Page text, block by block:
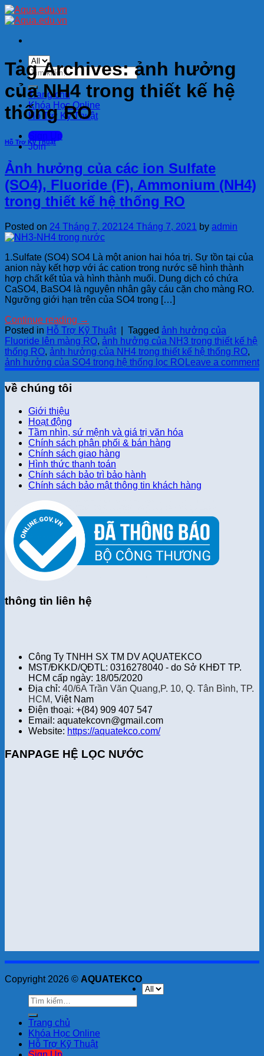
Skip
to
Tìm
kiếm:
Trang chủ
Khóa Học Online
Hỗ Trợ Kỹ Thuật
Sign Up
Join
Tag Archives:ảnh hưởng
của NH4 trong thiết kế hệ
thống RO
Hỗ Trợ Kỹ Thuật
Ảnh hưởng của các ion Sulfate
(SO4), Fluoride (F), Ammonium (NH4)
trong thiết kế hệ thống RO
Posted on 24 Tháng 7, 202124 Tháng 7, 2021 by admin
1.Sulfate (SO4) SO4 Là một anion hai hóa trị. Sự tồn tại của
anion này kết hợp với ác cation trong nước sẽ hình thành
hợp chất kết tủa và hình thành muối. Dung dịch có chứa
CaSO4, BaSO4 là nguyên nhân gây cáu cặn cho màng RO.
Ngưỡng giới hạn trên của SO4 trong […]
Continue reading →
Posted in Hỗ Trợ Kỹ Thuật Tagged ảnh hưởng của
Fluoride lên màng RO, ảnh hưởng của NH3 trong thiết kế hệ
thống RO, ảnh hưởng của NH4 trong thiết kế hệ thống RO,
ảnh hưởng của SO4 trong hệ thống lọc RO Leave a comment
về chúng tôi
Giới thiệu
Hoạt động
Tầm nhìn, sứ mệnh và giá trị văn hóa
Chính sách phân phối & bán hàng
Chính sách giao hàng
Hình thức thanh toán
Chính sách bảo trì bảo hành
Chính sách bảo mật thông tin khách hàng
thông tin liên hệ
Công Ty TNHH SX TM DV AQUATEKCO
MST/ĐKKD/QĐTL: 0316278040 - do Sở KHĐT TP.
HCM cấp ngày: 18/05/2020
Địa chỉ: 40/6A Trần Văn Quang,P. 10, Q. Tân Bình, TP.
HCM, Việt Nam
Điện thoại: +(84) 909 407 547
Email: aquatekcovn@gmail.com
Website: https://aquatekco.com/
FANPAGE HỆ LỌC NƯỚC
Copyright 2026 © AQUATEKCO
Tìm
kiếm:
Trang chủ
Khóa Học Online
Hỗ Trợ Kỹ Thuật